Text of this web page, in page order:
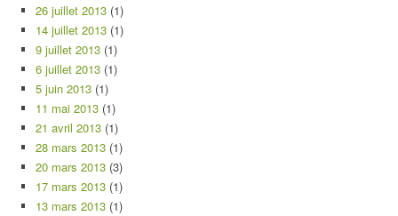
26 juillet 2013 (1)
14 juillet 2013 (1)
9 juillet 2013 (1)
6 juillet 2013 (1)
5 juin 2013 (1)
11 mai 2013 (1)
21 avril 2013 (1)
28 mars 2013 (1)
20 mars 2013 (3)
17 mars 2013 (1)
13 mars 2013 (1)